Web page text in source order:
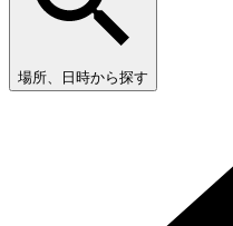
場所、日時から探す